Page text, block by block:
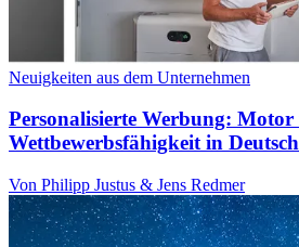
Neuigkeiten aus dem Unternehmen
Personalisierte Werbung:
Wettbewerbsfähigkeit in
Von Philipp Justus & Jens Redmer